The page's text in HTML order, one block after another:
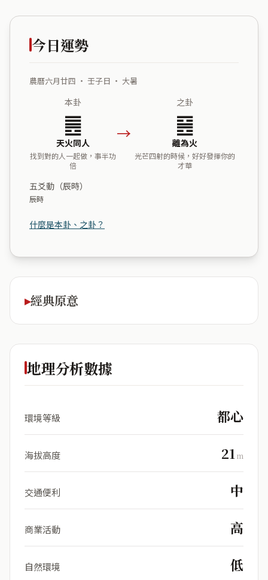
今日運勢
農曆六月廿四 ・ 壬子日 ・ 大暑
本卦
䷌
天火同人
找到對的人一起做，事半功
倍
→
之卦
䷝
離為火
光芒四射的時候，好好發揮你的
才華
五爻動（辰時）
辰時
什麼是本卦、之卦？
經典原意
地理分析數據
環境等級 都心
海拔高度 21m
交通便利 中
商業活動 高
自然環境 低